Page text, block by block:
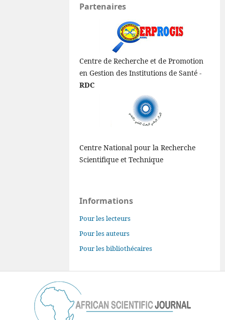
Partenaires
Centre de Recherche et de Promotion
en Gestion des Institutions de Santé -
RDC
Centre National pour la Recherche
Scientifique et Technique
Informations
Pour les lecteurs
Pour les auteurs
Pour les bibliothécaires